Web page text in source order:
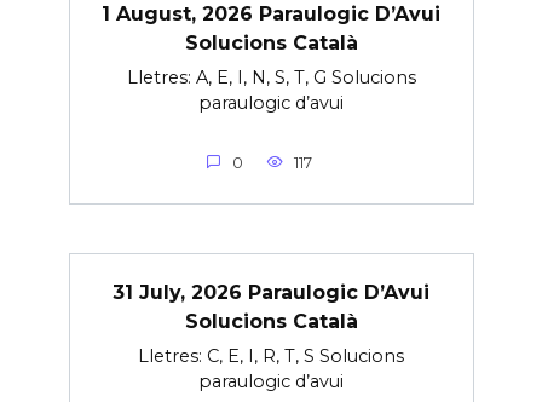
1 August, 2026 Paraulogic D’Avui
Solucions Català
Lletres: A, E, I, N, S, T, G Solucions
paraulogic d’avui
0 117
31 July, 2026 Paraulogic D’Avui
Solucions Català
Lletres: C, E, I, R, T, S Solucions
paraulogic d’avui